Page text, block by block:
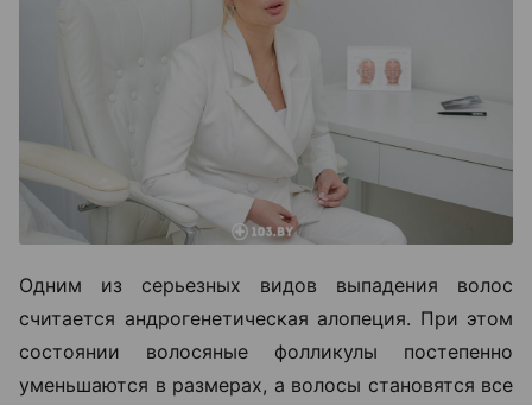
Одним из серьезных видов выпадения волос
считается андрогенетическая алопеция. При этом
состоянии волосяные фолликулы постепенно
уменьшаются в размерах, а волосы становятся все